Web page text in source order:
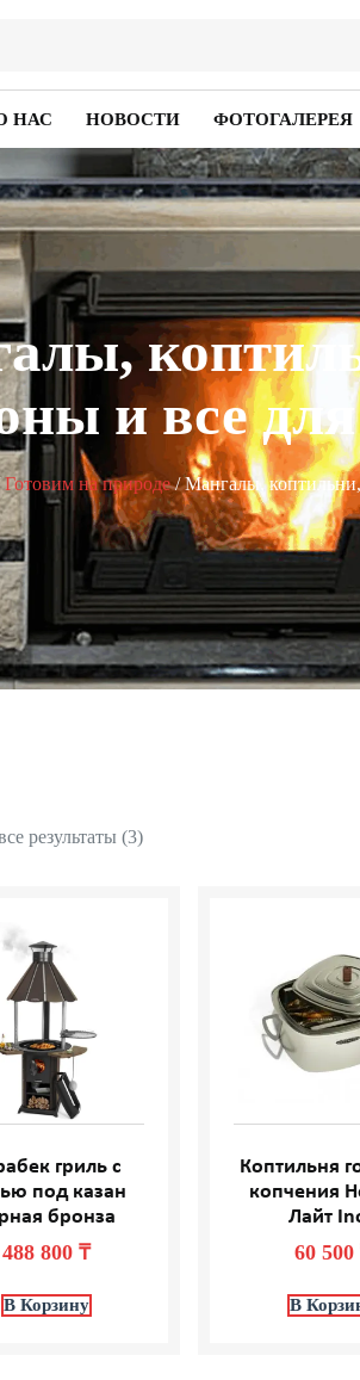
НАС НОВОСТИ ФОТОГАЛЕРЕЯ
и все
Готовим на природе/ Мангалы,
результаты (3)
гриль с
под казан
бронза
488 800 ₸
В Корзину
Коптильня
копчения
Лайт
60 500
В